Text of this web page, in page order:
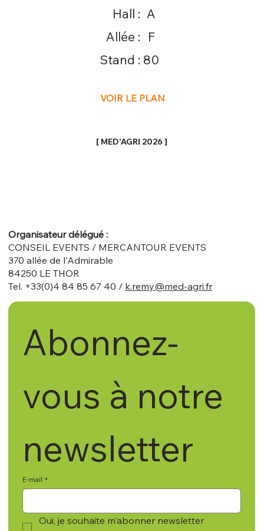
Hall :
Allée :
Stand :
A
F
80
VOIR LE PLAN
[ MED'AGRI 2026 ]
Organisateur délégué :
CONSEIL EVENTS / MERCANTOUR EVENTS
370 allée de l'Admirable
84250 LE THOR
Tel. +33(0)4 84 85 67 40 / k.remy@med-agri.fr
Abonnez-
vous à notre
newsletter
E-mail *
Oui, je souhaite m'abonner newsletter